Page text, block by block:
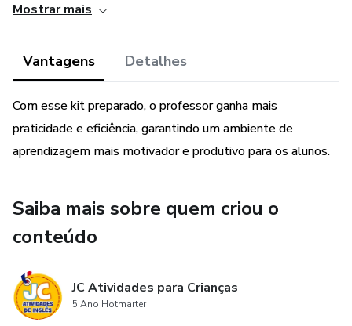
aprendizagem mais motivador e produtivo para os alunos.
🎁 Brinde - Caderno de Atividades de Inglês são 55
📍 Material em PDF pronto para impressão: Quadro de
Rotina 4 páginas, Letra Cursiva 46 páginas, Caderno de
Colorir 57 páginas, Jogos Infantis 50 páginas e Caderno de
Mostrar mais
Vantagens Detalhes
Com esse kit preparado, o professor ganha mais
praticidade e eficiência, garantindo um ambiente de
aprendizagem mais motivador e produtivo para os alunos.
Saiba mais sobre quem criou o
conteúdo
JC Atividades para Crianças
5 Ano Hotmarter